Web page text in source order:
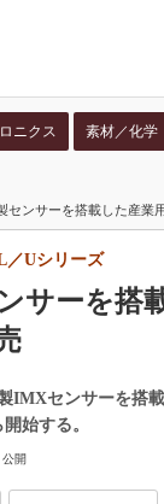
ニクス 素材／化学
センサーを搭載した産業
サーを搭
／Uシリーズ
IMXセンサーを搭
始する。
公開